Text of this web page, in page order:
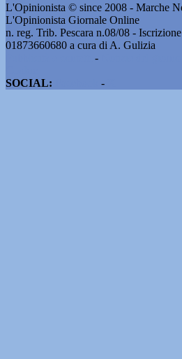
L'Opinionista © since 2008 - Marche
L'Opinionista Giornale Online
n. reg. Trib. Pescara n.08/08 -
01873660680 a cura di A. Gulizia
-
SOCIAL:
-